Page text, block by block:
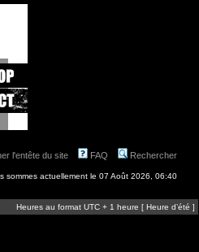
l'entête du site FAQ Rechercher
sommes actuellement le 07 Août 2026, 06:40
Heures au format UTC + 1 heure [ Heure d’été ]